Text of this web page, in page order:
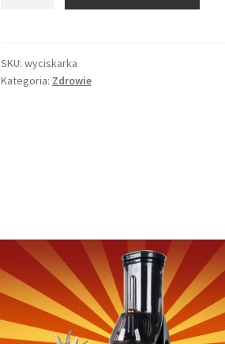
DUŻA
MOC
SKU: wyciskarka
Kategoria: Zdrowie